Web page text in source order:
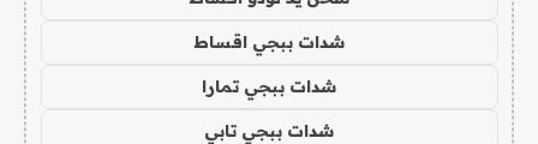
شدات ببجي اقساط
شدات ببجي تمارا
شدات ببجي تابي